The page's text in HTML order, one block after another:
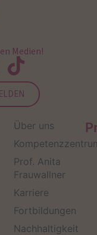
Medien!
Über uns
Prof. Anita
Frauwallner
Karriere
Fortbildungen
Nachhaltigkeit